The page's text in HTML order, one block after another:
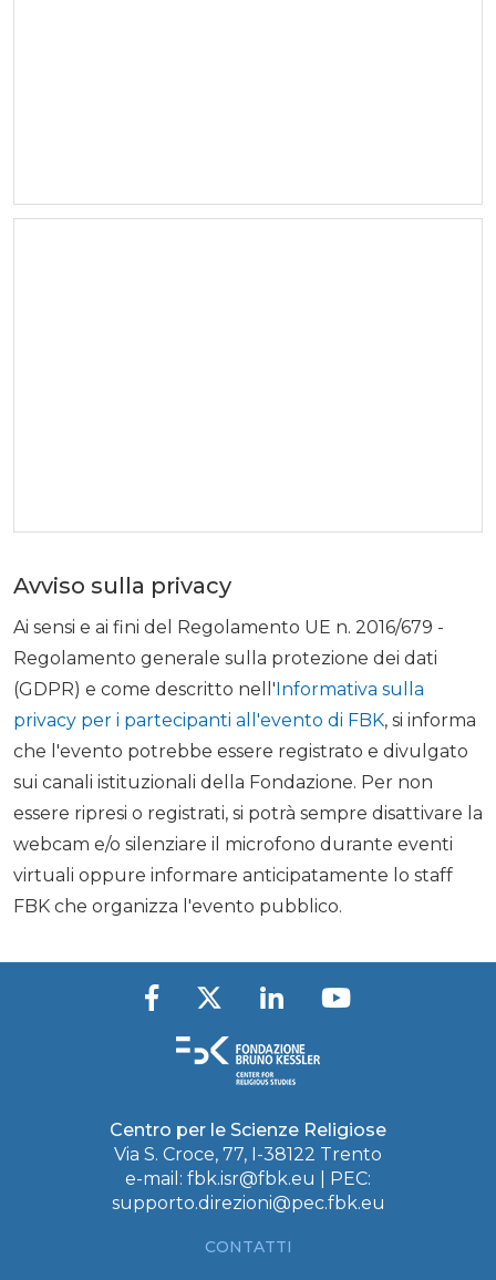
Avviso sulla privacy
Ai sensi e ai fini del Regolamento UE n. 2016/679 -
Regolamento generale sulla protezione dei dati
(GDPR) e come descritto nell' Informativa sulla
privacy per i partecipanti all'evento di FBK, si informa
che l'evento potrebbe essere registrato e divulgato
sui canali istituzionali della Fondazione. Per non
essere ripresi o registrati, si potrà sempre disattivare la
webcam e/o silenziare il microfono durante eventi
virtuali oppure informare anticipatamente lo staff
FBK che organizza l'evento pubblico.
Centro per le Scienze Religiose
Via S. Croce, 77, I-38122 Trento
e-mail: fbk.isr@fbk.eu
| PEC:
supporto.direzioni@pec.fbk.eu
CONTATTI